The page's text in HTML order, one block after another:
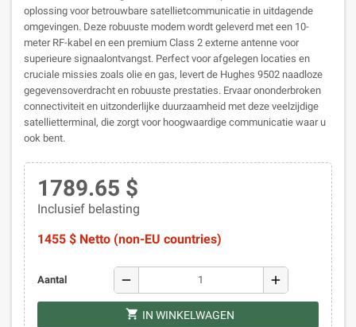
oplossing voor betrouwbare satellietcommunicatie in uitdagende
omgevingen. Deze robuuste modem wordt geleverd met een 10-
meter RF-kabel en een premium Class 2 externe antenne voor
superieure signaalontvangst. Perfect voor afgelegen locaties en
cruciale missies zoals olie en gas, levert de Hughes 9502 naadloze
gegevensoverdracht en robuuste prestaties. Ervaar ononderbroken
connectiviteit en uitzonderlijke duurzaamheid met deze veelzijdige
satellietterminal, die zorgt voor hoogwaardige communicatie waar u
ook bent.
1789.65 $
Inclusief belasting
1455 $ Netto (non-EU countries)
Aantal remove add
shopping_cart IN WINKELWAGEN